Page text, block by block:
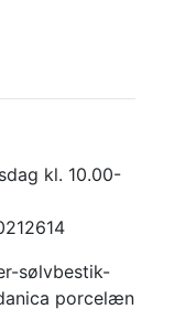
kl. 10.00-
sølvbestik-
porcelæn